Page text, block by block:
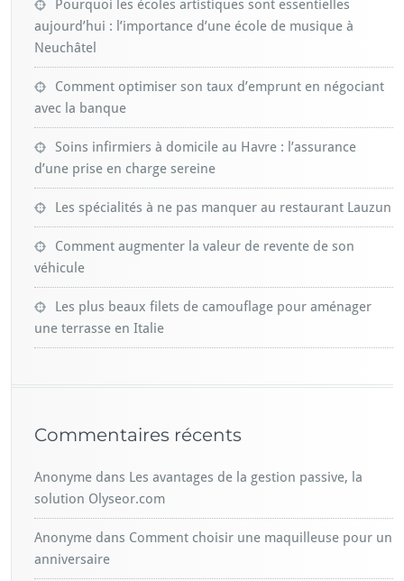
Pourquoi les écoles artistiques sont essentielles
aujourd’hui : l’importance d’une école de musique à
Neuchâtel
Comment optimiser son taux d’emprunt en négociant
avec la banque
Soins infirmiers à domicile au Havre : l’assurance
d’une prise en charge sereine
Les spécialités à ne pas manquer au restaurant Lauzun
Comment augmenter la valeur de revente de son
véhicule
Les plus beaux filets de camouflage pour aménager
une terrasse en Italie
Commentaires récents
Anonyme dans Les avantages de la gestion passive, la
solution Olyseor.com
Anonyme dans Comment choisir une maquilleuse pour un
anniversaire